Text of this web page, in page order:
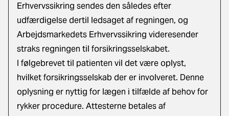
Erhvervssikring sendes den således efter
udfærdigelse dertil ledsaget af regningen, og
Arbejdsmarkedets Erhvervssikring videresender
straks regningen til forsikringsselskabet.
I følgebrevet til patienten vil det være oplyst,
hvilket forsikringsselskab der er involveret. Denne
oplysning er nyttig for lægen i tilfælde af behov for
rykker procedure. Attesterne betales af